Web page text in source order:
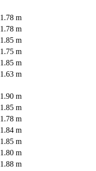
1.78 m
1.78 m
1.85 m
1.75 m
1.85 m
1.63 m
1.90 m
1.85 m
1.78 m
1.84 m
1.85 m
1.80 m
1.88 m